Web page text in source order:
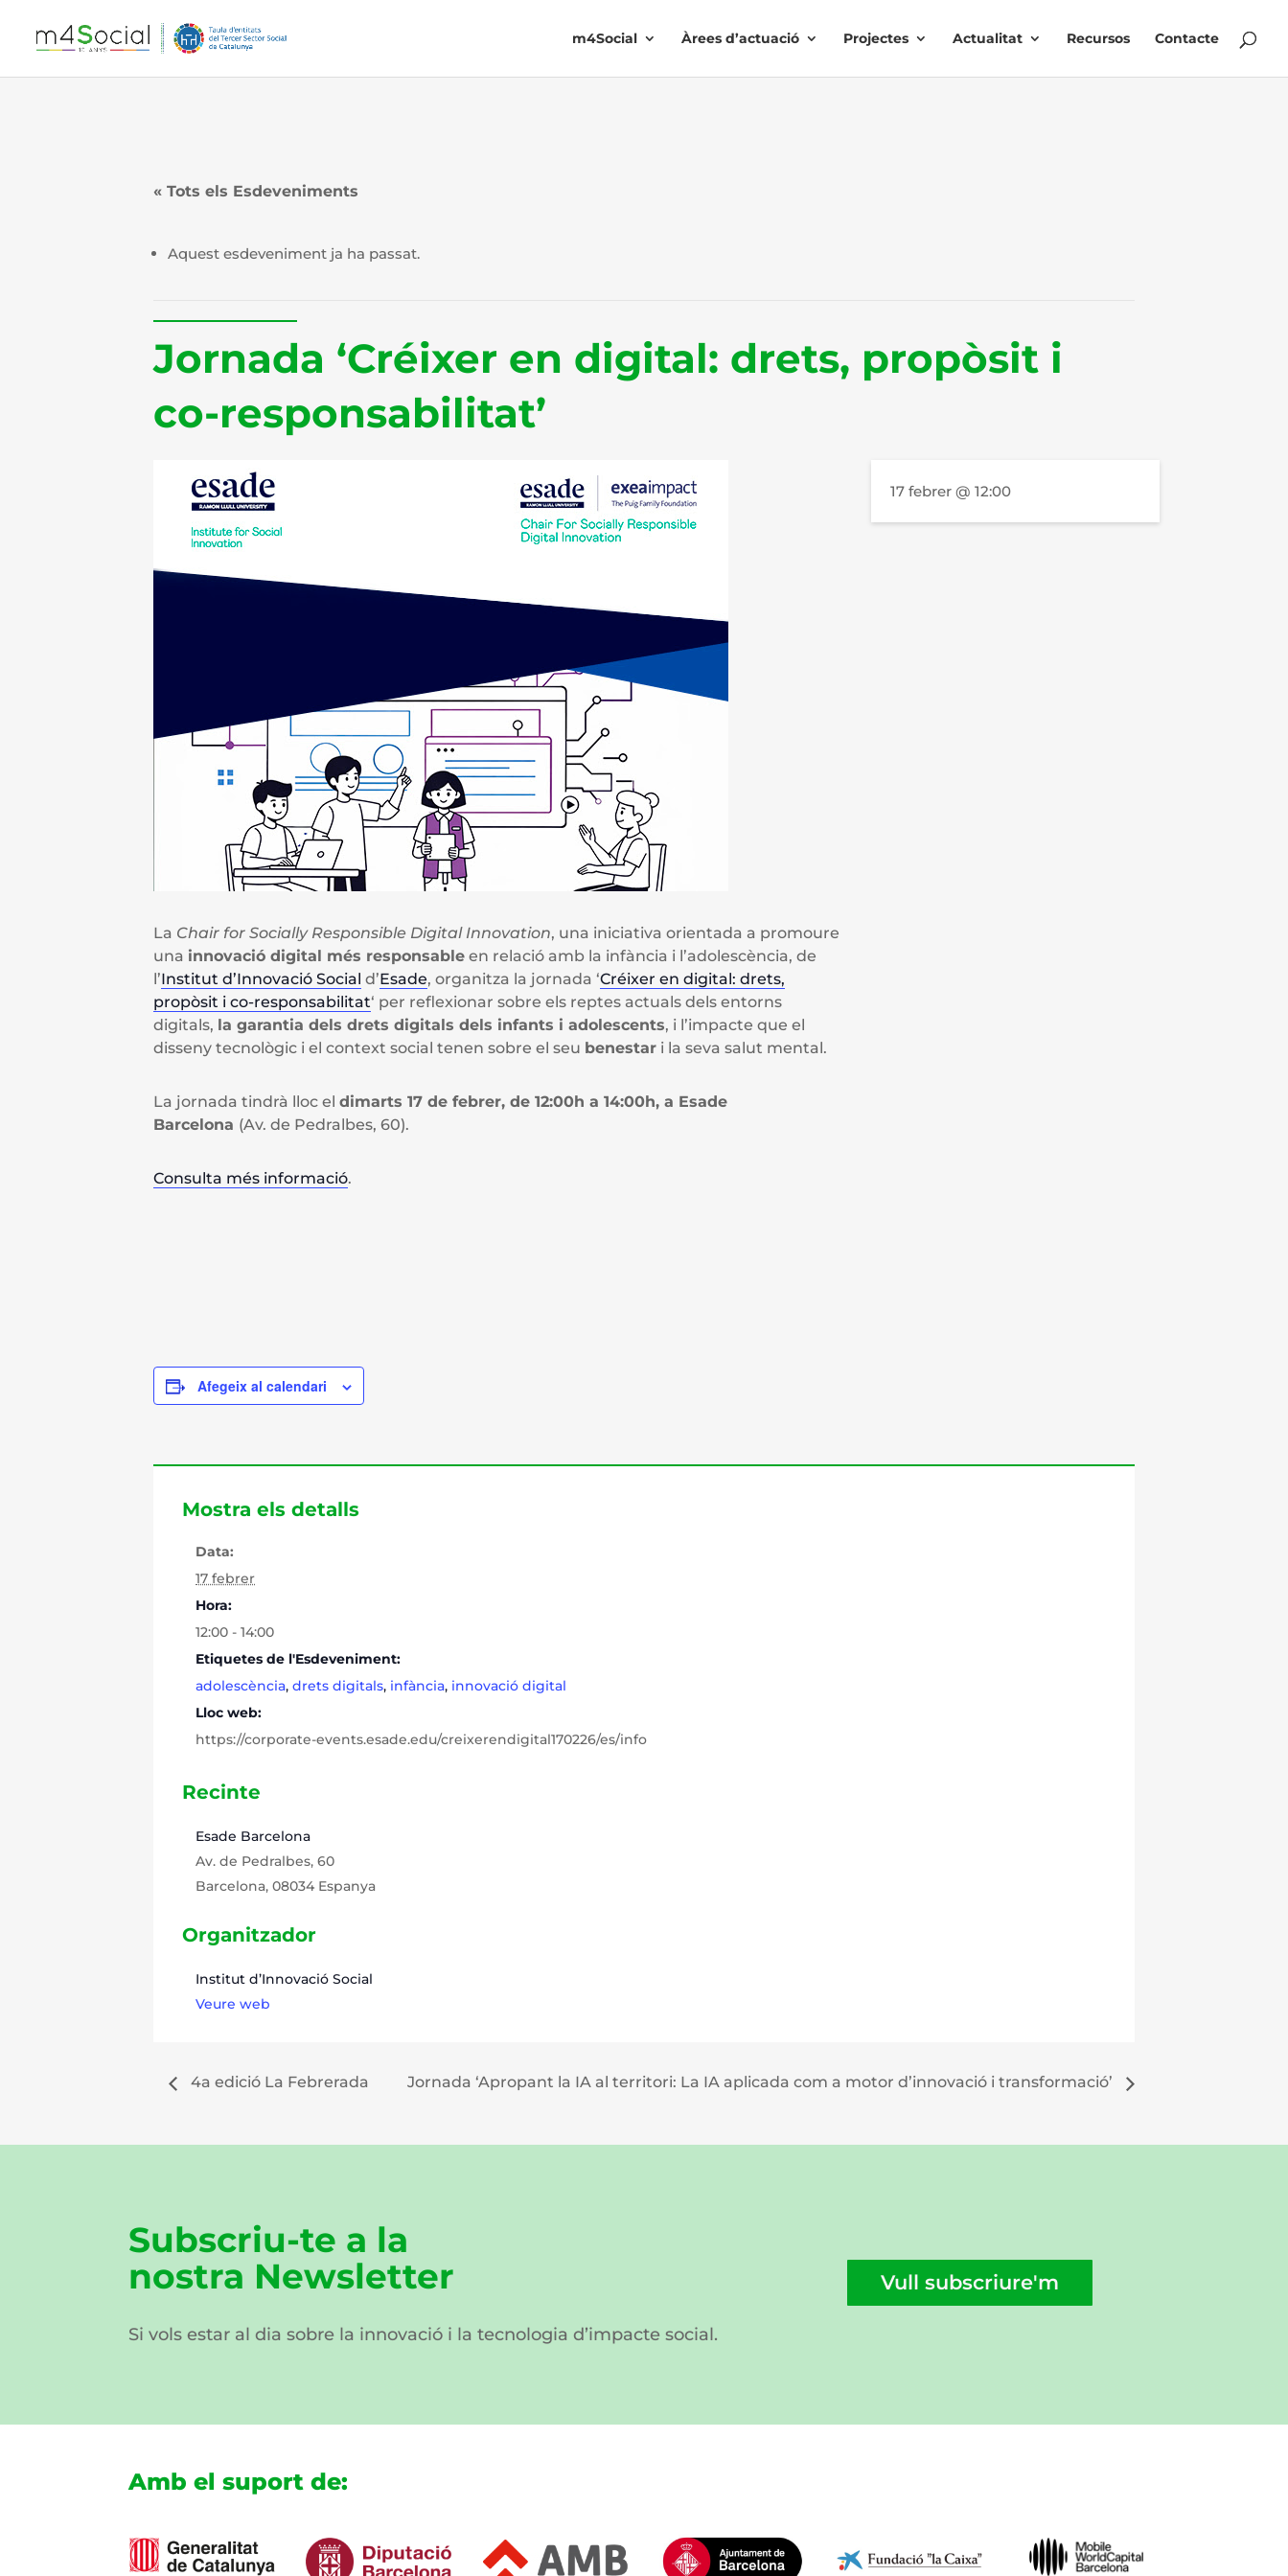
m4Social Àrees d’actuació Projectes Actualitat Recursos Contacte
« Tots els Esdeveniments
Aquest esdeveniment ja ha passat.
Jornada ‘Créixer en digital: drets, propòsit i
co-responsabilitat’
17 febrer @ 12:00
La Chair for Socially Responsible Digital Innovation, una iniciativa orientada a promoure
una innovació digital més responsable en relació amb la infància i l’adolescència, de
l’Institut d’Innovació Social d’Esade, organitza la jornada ‘Créixer en digital: drets,
propòsit i co-responsabilitat‘ per reflexionar sobre els reptes actuals dels entorns
digitals, la garantia dels drets digitals dels infants i adolescents, i l’impacte que el
disseny tecnològic i el context social tenen sobre el seu benestar i la seva salut mental.
La jornada tindrà lloc el dimarts 17 de febrer, de 12:00h a 14:00h, a Esade
Barcelona (Av. de Pedralbes, 60).
Consulta més informació.
Afegeix al calendari
Mostra els detalls
Data:
17 febrer
Hora:
12:00 - 14:00
Etiquetes de l'Esdeveniment:
adolescència, drets digitals, infància, innovació digital
Lloc web:
https://corporate-events.esade.edu/creixerendigital170226/es/info
Recinte
Esade Barcelona
Av. de Pedralbes, 60
Barcelona, 08034 Espanya
Organitzador
Institut d’Innovació Social
Veure web
4a edició La Febrerada Jornada ‘Apropant la IA al territori: La IA aplicada com a motor d’innovació i transformació’
Subscriu-te a la
nostra Newsletter
Si vols estar al dia sobre la innovació i la tecnologia d’impacte social.
Vull subscriure'm
Amb el suport de: